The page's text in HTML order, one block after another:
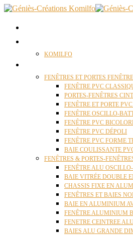
KOMILFO
FENÊTRES ET PORTES
FENÊTRE PVC
PORTES-FENÊTRES
FENÊTRE ET PORTE
FENÊTRE OSCILLO-
FENÊTRE PVC
FENÊTRE PVC DÉPOLI
FENÊTRE PVC FORME
BAIE COULISSANTE
FENÊTRES & PORTES-
FENÊTRE ALU
BAIE VITRÉE DOUBLE
CHASSIS FIXE EN
FENÊTRES ET BAIES
BAIE EN ALUMINIUM
FENÊTRE ALUMINIUM
FENETRE CEINTREE
BAIES ALU GRANDE